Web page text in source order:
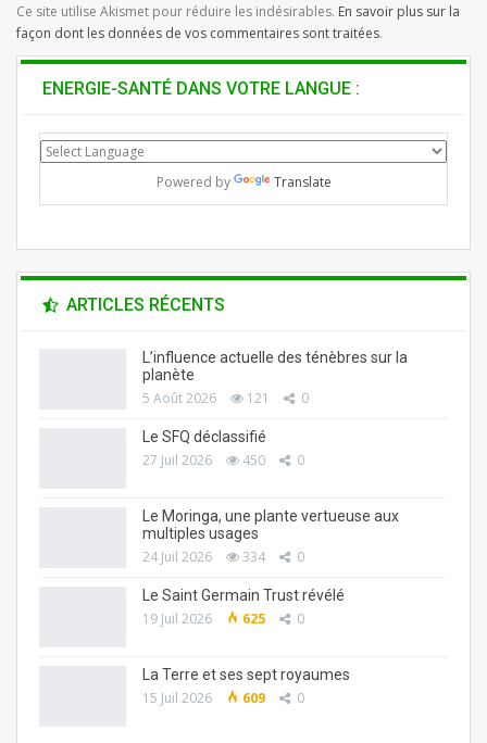
Ce site utilise Akismet pour réduire les indésirables. En savoir plus sur la
façon dont les données de vos commentaires sont traitées.
ENERGIE-SANTÉ DANS VOTRE LANGUE :
Powered by Translate
ARTICLES RÉCENTS
L’influence actuelle des ténèbres sur la
planète
5 Août 2026 121 0
Le SFQ déclassifié
27 Juil 2026 450 0
Le Moringa, une plante vertueuse aux
multiples usages
24 Juil 2026 334 0
Le Saint Germain Trust révélé
19 Juil 2026 625 0
La Terre et ses sept royaumes
15 Juil 2026 609 0